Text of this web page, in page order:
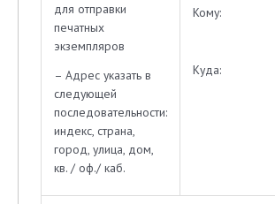
для отправки
печатных
экземпляров
– Адрес указать в
следующей
последовательности:
индекс, страна,
город, улица, дом,
кв. / оф./ каб.
Кому:
Куда: